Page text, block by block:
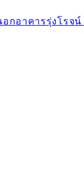
อกอาคารรุ่งโรจน์